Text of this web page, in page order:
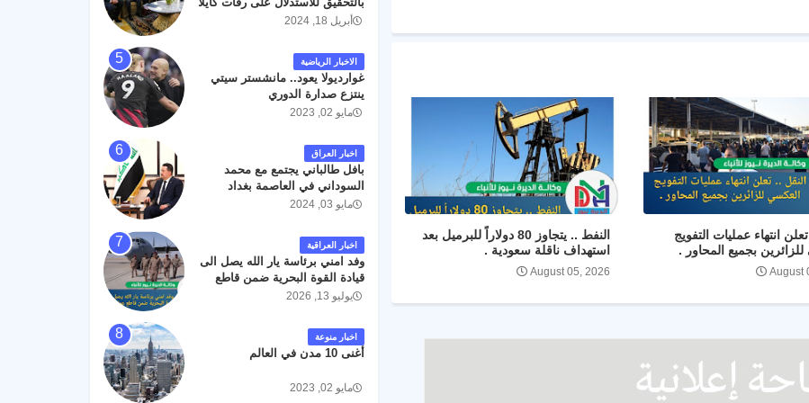
انتهاء عمليات التفويج
بجميع المحاور .
August
النفط .. يتجاوز 80 دولاراً للبرميل بعد
استهداف ناقلة سعودية .
August 05, 2026
مولرأبريل 18, 2024
الاخبار الرياضية
غوارديولا يعود.. مانشستر سيتي
ينتزع صدارة الدوري
مايو 02, 2023
اخبار العراق
بافل طالباني يجتمع مع محمد
السوداني في العاصمة بغداد
مايو 03, 2024
اخبار العراقية
وفد امني برئاسة يار الله يصل الى
قيادة القوة البحرية ضمن قاطع
عمليات البصرة .
يوليو 13, 2026
اخبار منوعة
أغنى 10 مدن في العالم
مايو 02, 2023